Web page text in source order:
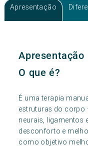
Apresentação
Apresentação
O que é?
É uma terapia
estruturas do corpo
neurais, ligamentos
desconforto e
como objetivo